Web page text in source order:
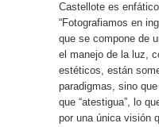
Castellote es
“Fotografiamos en
que se compone de
el manejo de la luz,
estéticos, están
paradigmas, sino
que “atestigua”, lo
por una única visión